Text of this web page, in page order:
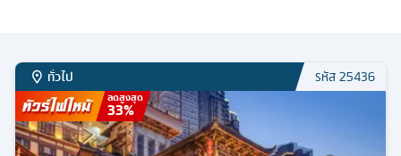
ทั่วไป รหัส25436
ลดสูงสุด
33%